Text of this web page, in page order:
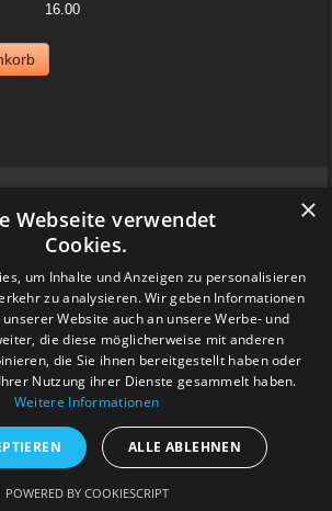
16.00
Sonntag 06. April ab 10 Uhr an der
im Volkshaus in Zürich
aus der Sammlung von Patrick! Ich bringe
usw.
© 2014. All Rights Reserved.
×
Webseite verwendet
Cookies.
um Inhalte und Anzeigen zu personalisieren
zu analysieren. Wir geben Informationen
Website auch an unsere Werbe- und
die diese möglicherweise mit anderen
die Sie ihnen bereitgestellt haben oder
Nutzung ihrer Dienste gesammelt haben.
Weitere Informationen
ALLE ABLEHNEN
POWERED BY COOKIESCRIPT